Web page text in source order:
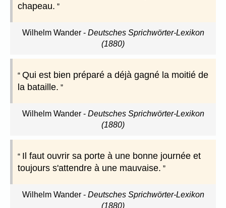
chapeau.
Wilhelm Wander- Deutsches Sprichwörter-Lexikon
(1880)
Qui est bien préparé a déjà gagné la moitié de
la bataille.
Wilhelm Wander- Deutsches Sprichwörter-Lexikon
(1880)
Il faut ouvrir sa porte à une bonne journée et
toujours s'attendre à une mauvaise.
Wilhelm Wander- Deutsches Sprichwörter-Lexikon
(1880)